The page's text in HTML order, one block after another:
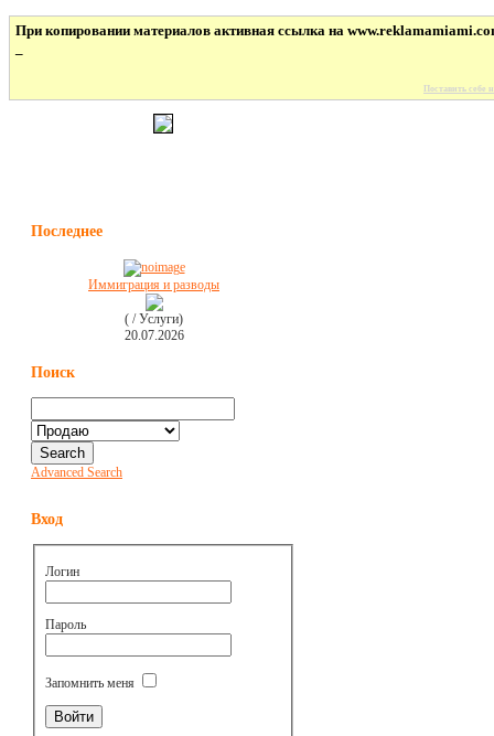
При копировании материалов активная ссылка на
Поставить себе
Последнее
Иммиграция и разводы
( / Услуги)
20.07.2026
Поиск
Advanced Search
Вход
Логин
Пароль
Запомнить меня